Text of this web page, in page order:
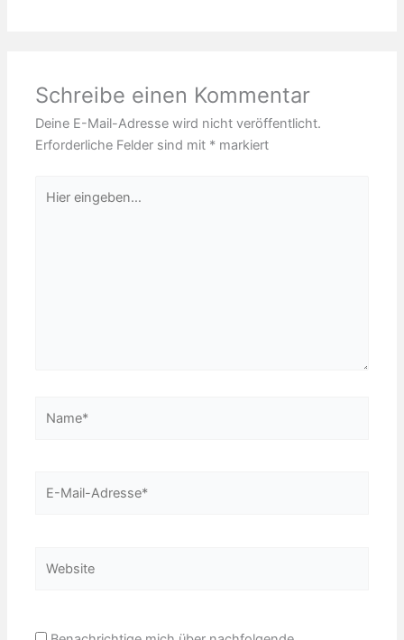
Schreibe einen Kommentar
Deine E-Mail-Adresse wird nicht veröffentlicht.
Erforderliche Felder sind mit * markiert
eingeben…
Mail-